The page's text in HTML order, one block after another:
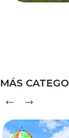
MÁS